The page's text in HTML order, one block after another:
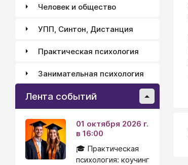
Человек и общество
УПП, Синтон, Дистанция
Практическая психология
Занимательная психология
Лента событий
01 октября 2026 г.
в 16:00
🎓 Практическая
психология: коучинг